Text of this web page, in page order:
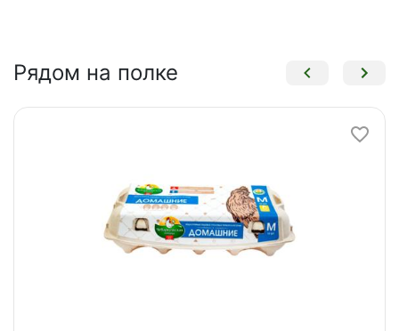
Рядом на полке